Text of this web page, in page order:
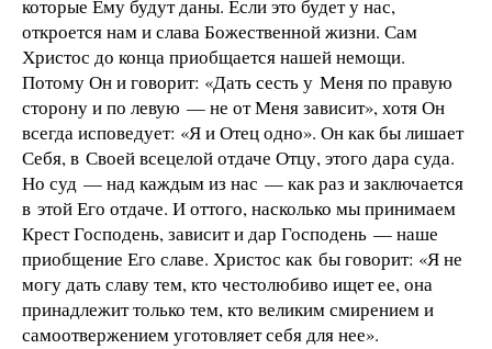
которые Ему будут даны. Если это будет у нас,
откроется нам и слава Божественной жизни. Сам
Христос до конца приобщается нашей немощи.
Потому Он и говорит: «Дать сесть у Меня по правую
сторону и по левую — не от Меня зависит», хотя Он
всегда исповедует: «Я и Отец одно». Он как бы лишает
Себя, в Своей всецелой отдаче Отцу, этого дара суда.
Но суд — над каждым из нас — как раз и заключается
в этой Его отдаче. И оттого, насколько мы принимаем
Крест Господень, зависит и дар Господень — наше
приобщение Его славе. Христос как бы говорит: «Я не
могу дать славу тем, кто честолюбиво ищет ее, она
принадлежит только тем, кто великим смирением и
самоотвержением уготовляет себя для нее».